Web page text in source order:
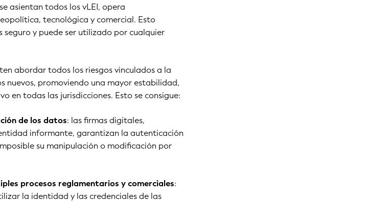
asientan todos los vLEI, opera
tecnológica y comercial. Esto
seguro y puede ser utilizado por cualquier
abordar todos los riesgos vinculados a la
nuevos, promoviendo una mayor estabilidad,
en todas las jurisdicciones. Esto se consigue:
de los datos: las firmas digitales,
informante, garantizan la autenticación
su manipulación o modificación por
procesos reglamentarios y comerciales:
la identidad y las credenciales de las